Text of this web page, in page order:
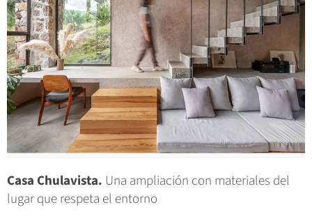
Casa Chulavista. Una ampliación con materiales del
lugar que respeta el entorno